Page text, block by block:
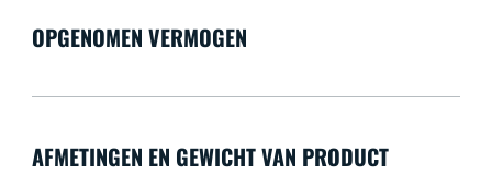
OPGENOMEN VERMOGEN
AFMETINGEN EN GEWICHT VAN PRODUCT